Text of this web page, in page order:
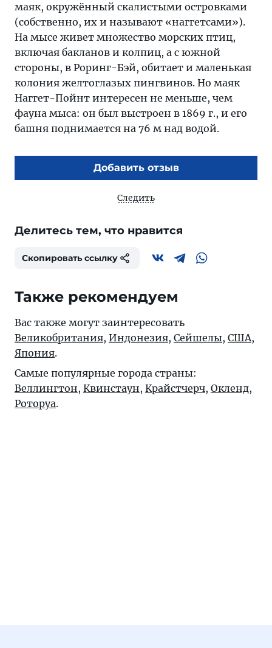
маяк, окружённый скалистыми островками
(собственно, их и называют «наггетсами»).
На мысе живет множество морских птиц,
включая бакланов и колпиц, а с южной
стороны, в Роринг-Бэй, обитает и маленькая
колония желтоглазых пингвинов. Но маяк
Наггет-Пойнт интересен не меньше, чем
фауна мыса: он был выстроен в 1869 г., и его
башня поднимается на 76 м над водой.
Добавить отзыв
Следить
Делитесь тем, что нравится
Скопировать ссылку
Также рекомендуем
Вас также могут заинтересовать
Великобритания, Индонезия, Сейшелы, США,
Япония.
Самые популярные города страны:
Веллингтон, Квинстаун, Крайстчерч, Окленд,
Роторуа.